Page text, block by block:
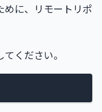
に、リモートリポ
ください。